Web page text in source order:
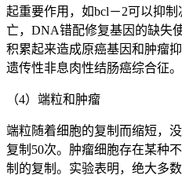
起重要作用，如bcl－2可以抑制
亡，DNA错配修复基因的缺失
积累起来造成原癌基因和肿瘤
遗传性非息肉性结肠癌综合征。
（4）端粒和肿瘤
端粒随着细胞的复制而缩短，
复制50次。肿瘤细胞存在某种
制的复制。实验表明，绝大多